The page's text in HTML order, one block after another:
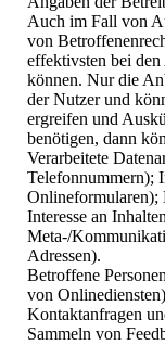
Auch im Fall von
von
effektivsten bei
können. Nur die
der Nutzer und
ergreifen und
benötigen, dann
Verarbeitete
Telefonnummern);
Onlineformularen);
Interesse an
Meta-/
Adressen).
Betroffene
von
Kontaktanfragen
Sammeln von